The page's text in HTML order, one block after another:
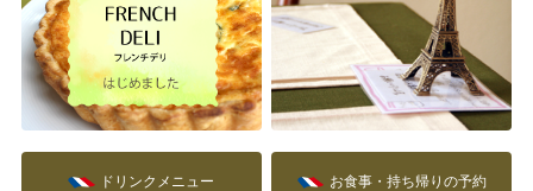
ドリンクメニュー お食事・持ち帰りの予約